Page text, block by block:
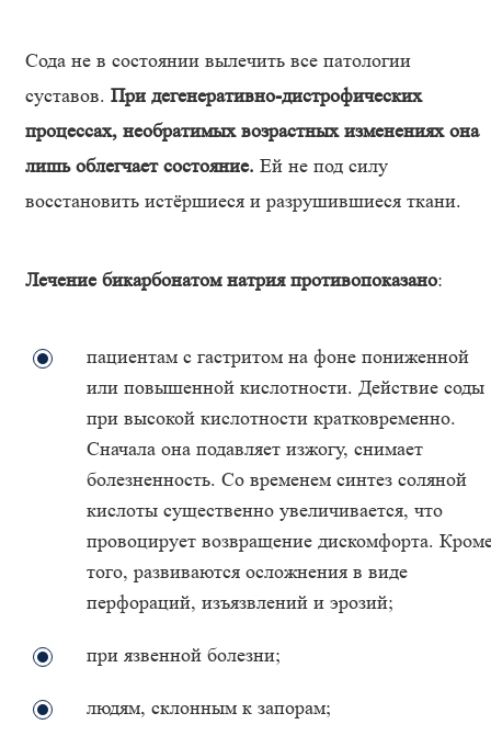
Сода не в состоянии вылечить все патологии
суставов. При дегенеративно-дистрофических
процессах, необратимых возрастных изменениях она
лишь облегчает состояние. Ей не под силу
восстановить истёршиеся и разрушившиеся ткани.
Лечение бикарбонатом натрия противопоказано:
пациентам с гастритом на фоне пониженной
или повышенной кислотности. Действие соды
при высокой кислотности кратковременно.
Сначала она подавляет изжогу, снимает
болезненность. Со временем синтез соляной
кислоты существенно увеличивается, что
провоцирует возвращение дискомфорта.
того, развиваются осложнения в виде
перфораций, изъязвлений и эрозий;
при язвенной болезни;
людям, склонным к запорам;